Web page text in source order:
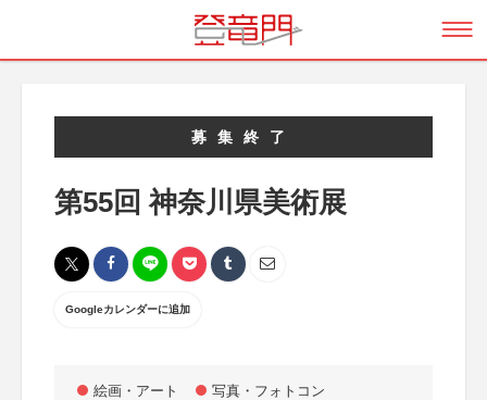
募集終了
第55回 神奈川県美術展
Googleカレンダーに追加
絵画・アート
写真・フォトコン